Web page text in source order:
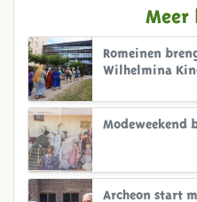
Meer
Romeinen
Wilhelmina
Modeweekend
Archeon start